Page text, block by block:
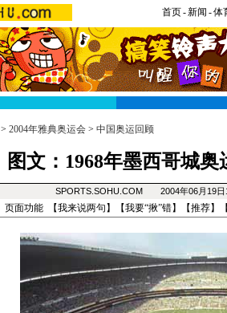
首页-新闻 -体
> 2004年雅典奥运会 > 中国奥运回顾
图文：1968年墨西哥城
SPORTS.SOHU.COM 2004年06月19
页面功能 【我来说两句 】【我要“揪”错】【推荐】